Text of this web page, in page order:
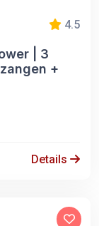
4.5
| 3
+
Details